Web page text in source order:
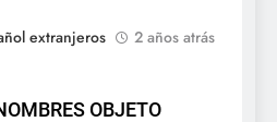
extranjeros
2 años atrás
OBJETO